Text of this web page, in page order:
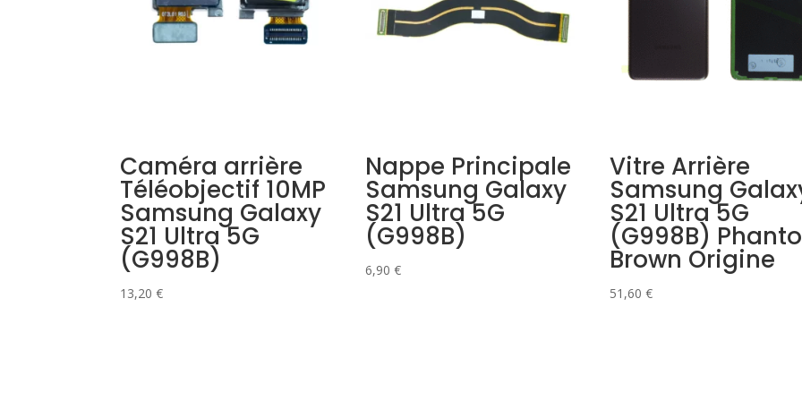
Caméra arrière
Téléobjectif 10MP
Samsung Galaxy
S21 Ultra 5G
(G998B)
13,20€
Nappe Principale
Samsung Galaxy
S21 Ultra 5G
(G998B)
6,90 €
Vitre Arrière
Samsung
S21 Ultra 5G
(G998B)
Brown Origine
51,60€